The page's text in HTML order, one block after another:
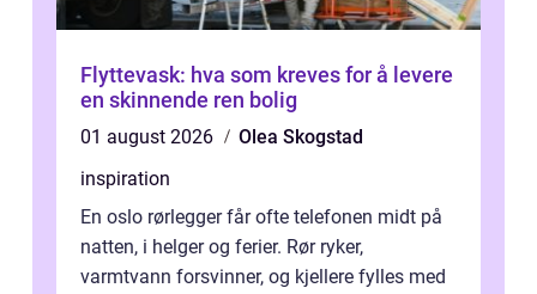
Flyttevask: hva som kreves for å levere
en skinnende ren bolig
01 august 2026
Olea Skogstad
inspiration
En oslo rørlegger får ofte telefonen midt på
natten, i helger og ferier. Rør ryker,
varmtvann forsvinner, og kjellere fylles med